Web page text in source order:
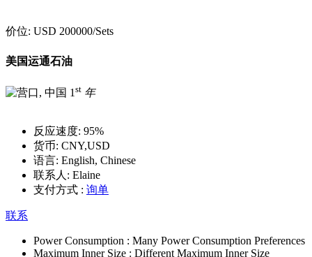
价位: USD 200000/Sets
美国运通石油
1 st 年
反应速度: 95%
货币: CNY,USD
语言: English, Chinese
联系人: Elaine
支付方式 : 询单
联系
Power Consumption : Many Power Consumption Preferences
Maximum Inner Size : Different Maximum Inner Size